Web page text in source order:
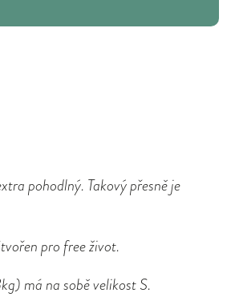
pohodlný. Takový přesně je
pro free život.
má na sobě velikost S.